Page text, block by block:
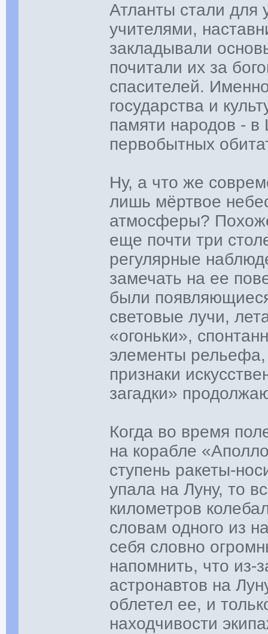
Атланты стали для
учителями,
закладывали
почитали их за
спасителей.
государства и
памяти народов -
первобытных
Ну, а что же
лишь мёртвое
атмосферы?
еще почти три
регулярные
замечать на ее
были
световые лучи,
«огоньки»,
элементы рельефа,
признаки
загадки»
Когда во время
на корабле
ступень ракеты-
упала на Луну, то
километров
словам одного из
себя словно
напомнить, что из-
астронавтов на
облетел ее, и
находчивости